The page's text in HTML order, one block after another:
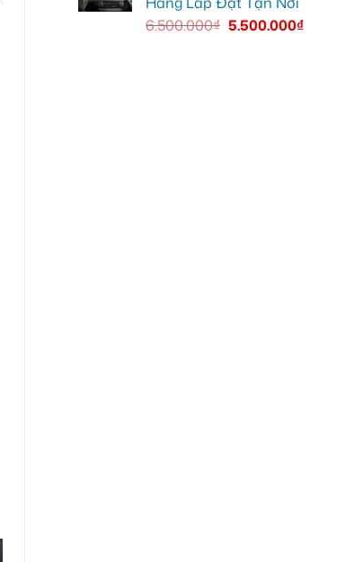
6.500.000₫ 5.500.000₫